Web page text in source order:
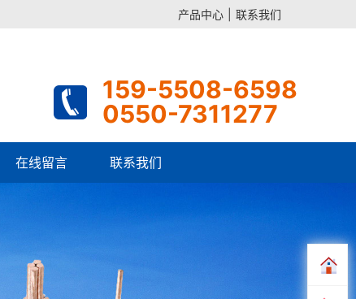
产品中心 联系我们
159-5508-6598
0550-7311277
在线留言 联系我们